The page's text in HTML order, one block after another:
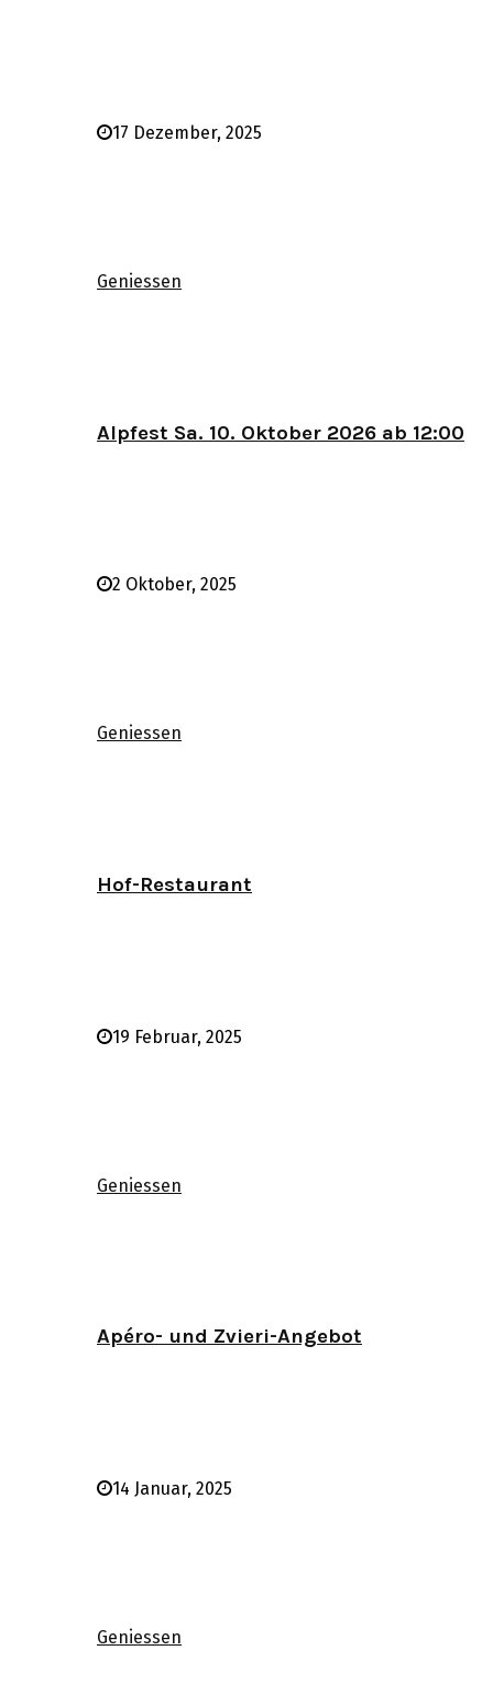
17 Dezember, 2025
Geniessen
Alpfest Sa. 10. Oktober 2026 ab 12:00
2 Oktober, 2025
Geniessen
Hof-Restaurant
19 Februar, 2025
Geniessen
Apéro- und Zvieri-Angebot
14 Januar, 2025
Geniessen